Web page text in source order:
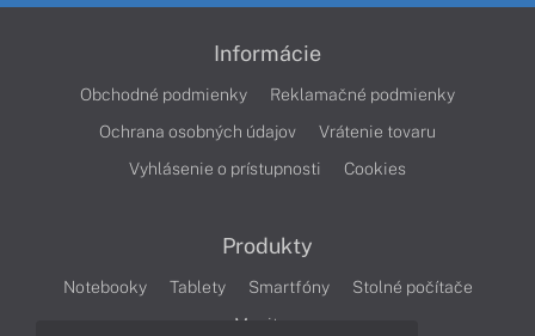
Informácie
Obchodné podmienky
Reklamačné podmienky
Ochrana osobných údajov
Vrátenie tovaru
Vyhlásenie o prístupnosti
Cookies
Produkty
Notebooky Tablety Smartfóny
Stolné počítače
Monitory